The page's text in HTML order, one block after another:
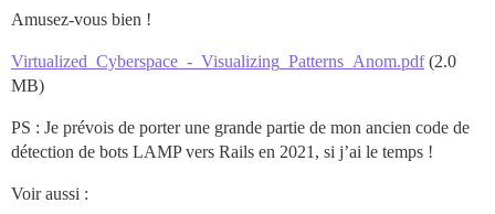
Amusez-vous bien !
Virtualized_Cyberspace_-_Visualizing_Patterns_Anom.pdf(2.0
MB)
PS : Je prévois de porter une grande partie de mon ancien code de
détection de bots LAMP vers Rails en 2021, si j’ai le temps !
Voir aussi :